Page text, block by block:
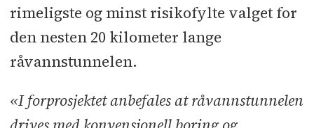
rimeligste og minst risikofylte valget for
den nesten 20 kilometer lange
råvannstunnelen.
«I forprosjektet anbefales at råvannstunnelen